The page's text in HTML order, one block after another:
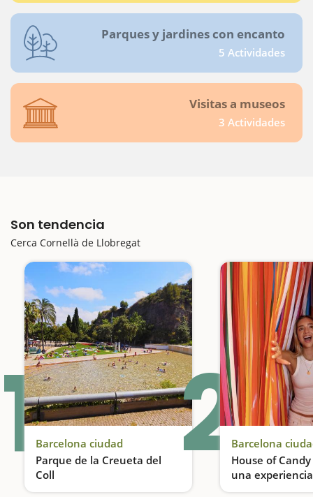
Parques y jardines con encanto
5 Actividades
Visitas a museos
3 Actividades
Son tendencia
Cerca Cornellà de Llobregat
1 Barcelona ciudad
Parque de la Creueta del
Coll
Un parque con un lago que se convierte en una gran piscina en verano
2Barcelona
House of
una experiencia
multisensorial